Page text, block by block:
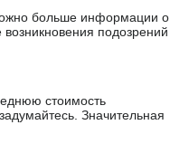
больше информации о
подозрений
стоимость
Значительная